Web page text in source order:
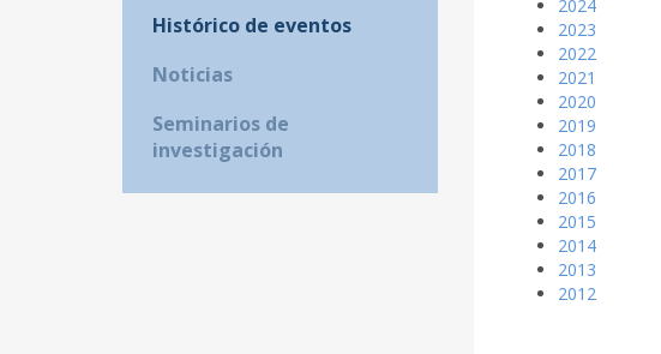
Histórico de eventos
Noticias
Seminarios de
investigación
2024
2023
2022
2021
2020
2019
2018
2017
2016
2015
2014
2013
2012